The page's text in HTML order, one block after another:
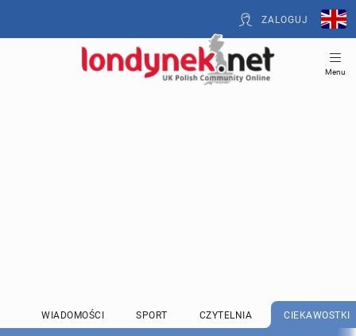
ZALOGUJ
Menu
WIADOMOŚCI SPORT CZYTELNIA CIEKAWOSTKI